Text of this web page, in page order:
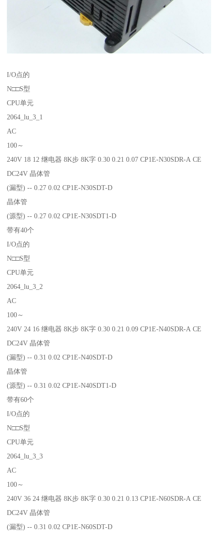
I/O点的
N□□S型
CPU单元
2064_lu_3_1
AC
100～
240V 18 12 继电器 8K步 8K字 0.30 0.21 0.07 CP1E-N30SDR-A CE
DC24V 晶体管
(漏型) -- 0.27 0.02 CP1E-N30SDT-D
晶体管
(源型) -- 0.27 0.02 CP1E-N30SDT1-D
带有40个
I/O点的
N□□S型
CPU单元
2064_lu_3_2
AC
100～
240V 24 16 继电器 8K步 8K字 0.30 0.21 0.09 CP1E-N40SDR-A CE
DC24V 晶体管
(漏型) -- 0.31 0.02 CP1E-N40SDT-D
晶体管
(源型) -- 0.31 0.02 CP1E-N40SDT1-D
带有60个
I/O点的
N□□S型
CPU单元
2064_lu_3_3
AC
100～
240V 36 24 继电器 8K步 8K字 0.30 0.21 0.13 CP1E-N60SDR-A CE
DC24V 晶体管
(漏型) -- 0.31 0.02 CP1E-N60SDT-D